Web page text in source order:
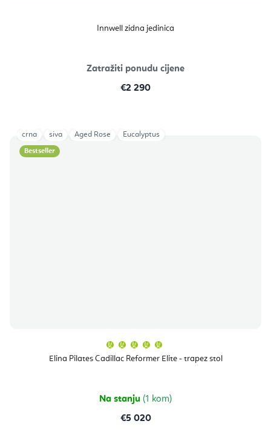
Innwell zidna jedinica
Zatražiti ponudu cijene
€2 290
Bestseller
Elina Pilates Cadillac Reformer Elite - trapez stol
proizvoda
je
zvjezdica.
Na stanju (1 kom)
€5 020
crna siva Aged Rose Eucalyptus